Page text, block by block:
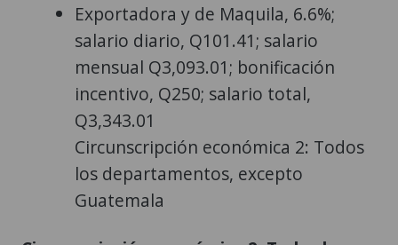
Exportadora y de Maquila, 6.6%;
salario diario, Q101.41; salario
mensual Q3,093.01; bonificación
incentivo, Q250; salario total,
Q3,343.01
Circunscripción económica 2: Todos
los departamentos, excepto
Guatemala